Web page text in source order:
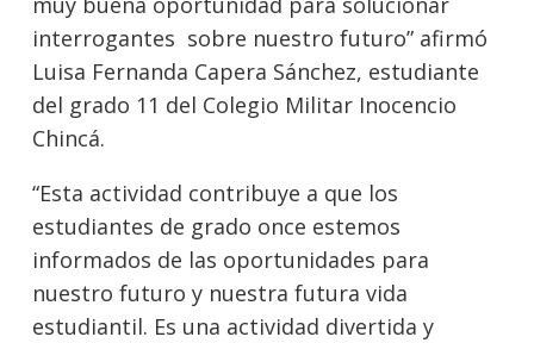
interrogantes sobre nuestro futuro” afirmó
Luisa Fernanda Capera Sánchez, estudiante
del grado 11 del Colegio Militar Inocencio
Chincá.
“Esta actividad contribuye a que los
estudiantes de grado once estemos
informados de las oportunidades para
nuestro futuro y nuestra futura vida
estudiantil. Es una actividad divertida y